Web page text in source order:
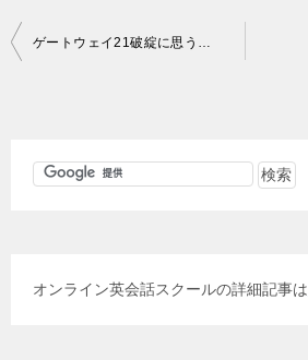
投
ゲートウェイ21破綻に思う…
オンライン英会話スクールの詳細記事は